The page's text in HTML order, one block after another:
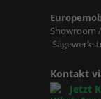
Showroom
Kontakt
Jetzt